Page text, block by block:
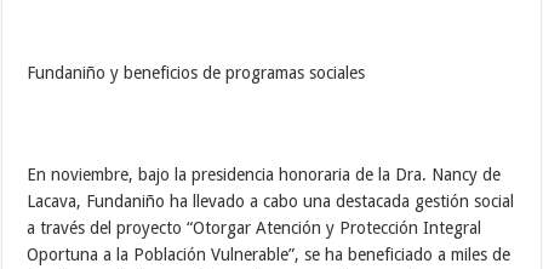
Fundaniño y beneficios de programas sociales
En noviembre, bajo la presidencia honoraria de la Dra. Nancy de
Lacava, Fundaniño ha llevado a cabo una destacada gestión social
a través del proyecto “Otorgar Atención y Protección Integral
Oportuna a la Población Vulnerable”, se ha beneficiado a miles de